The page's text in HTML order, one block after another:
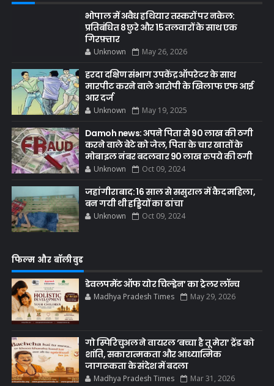
भोपाल में अवैध हथियार तस्करों पर नकेल:
प्रतिबंधित 8 छुरे और 15 तलवारों के साथ एक
गिरफ़्तार
Unknown May 26, 2026
हरदा दक्षिण संभाग उपकेंद्र ऑपरेटर के साथ
मारपीट करने वाले आरोपी के खिलाफ एफ आई
आर दर्ज
Unknown May 19, 2025
Damoh news: अपने पिता से 90 लाख की ठगी
करने वाले बेटे को जेल, पिता के चार खातों के
मोबाइल नंबर बदलवार 90 लाख रुपये की ठगी
Unknown Oct 09, 2024
जहांगीराबाद: 16 साल से ससुराल में कैद महिला,
बन गयी थी हड्डियों का ढांचा
Unknown Oct 09, 2024
फिल्म और बॉलीवुड
डेवलपमेंट ऑफ योर चिल्ड्रेन’ का ट्रेलर लॉन्च
Madhya Pradesh Times May 29, 2026
गो स्पिरिचुअल ने वायरल ‘बच्चा है तू मेरा’ ट्रेंड को
शांति, सकारात्मकता और आध्यात्मिक
जागरूकता के संदेश में बदला
Madhya Pradesh Times Mar 31, 2026